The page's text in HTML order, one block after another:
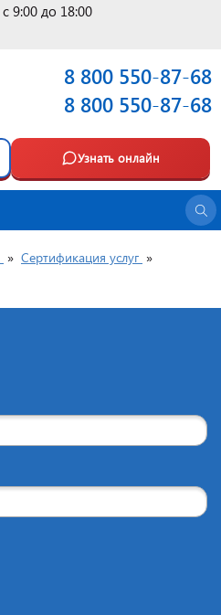
с 9:00 до 18:00
8 800 550-87-68
8 800 550-87-68
Узнать онлайн
» Сертификация услуг »